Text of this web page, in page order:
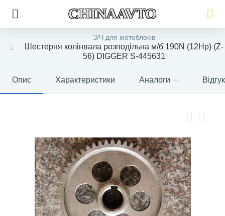
CHINAAVTO
З/Ч для мотоблоків
Шестерня колінвала розподільна м/б 190N (12Hp) (Z-
56) DIGGER S-445631
Опис Характеристики Аналоги